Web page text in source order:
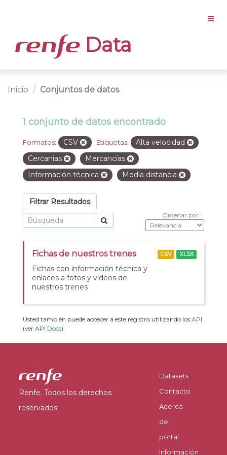
Data
Inicio Conjuntos de datos
1 conjunto de datos encontrado
Formatos: CSV Etiquetas:
Alta velocidad
Cercanias
Mercancías
Información técnica
Media distancia
Filtrar Resultados
Ordenar por
Fichas de nuestros trenes
Fichas con información técnica y
enlaces a fotos y vídeos de
nuestros trenes
CSV XLSX
Usted también puede acceder a este registro utilizando los API
(ver API Docs).
Renfe. Todos los derechos
reservados.
Datasets
Contacto
Acerca
del
portal
Información